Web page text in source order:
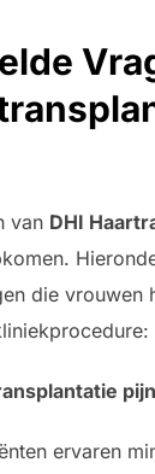
van DHI
die vrouwen
ervaren